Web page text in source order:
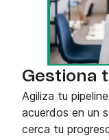
Gestiona
Agiliza tu
acuerdos en un
cerca tu